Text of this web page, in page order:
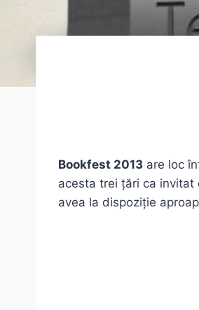
Bookfest 2013 are loc
acesta trei țări ca invitat
avea la dispoziție